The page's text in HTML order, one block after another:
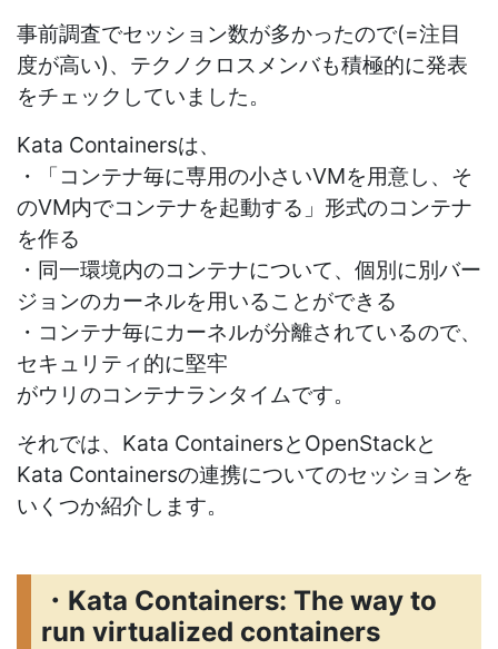
事前調査でセッション数が多かったので(=注目
度が高い)、テクノクロスメンバも積極的に発表
をチェックしていました。
Kata Containersは、
・「コンテナ毎に専用の小さいVMを用意し、そ
のVM内でコンテナを起動する」形式のコンテナ
を作る
・同一環境内のコンテナについて、個別に別バー
ジョンのカーネルを用いることができる
・コンテナ毎にカーネルが分離されているので、
セキュリティ的に堅牢
がウリのコンテナランタイムです。
それでは、Kata ContainersとOpenStackと
Kata Containersの連携についてのセッションを
いくつか紹介します。
・Kata Containers: The way to
run virtualized containers